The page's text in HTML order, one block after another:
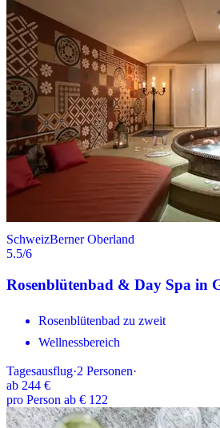
SchweizBerner Oberland
5.5/6
Rosenblütenbad & Day Spa in
Rosenblütenbad zu zweit
Wellnessbereich
Tagesausflug·2 Personen·
ab 244 €
pro Person ab € 122